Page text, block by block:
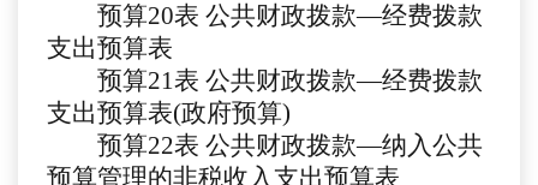
预算20表 公共财政拨款—经费拨款
支出预算表
预算21表 公共财政拨款—经费拨款
支出预算表(政府预算)
预算22表 公共财政拨款—纳入公共
预算管理的非税收入支出预算表